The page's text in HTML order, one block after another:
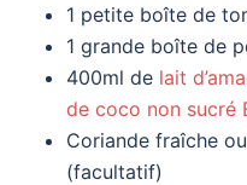
1 petite boîte de
1 grande boîte de
400ml de lait
de coco non sucré
Coriande fraîche
(facultatif)